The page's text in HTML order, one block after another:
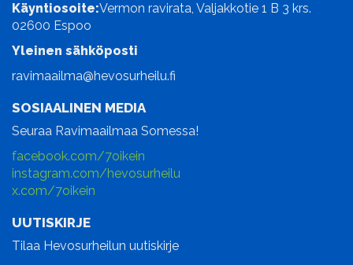
Käyntiosoite:Vermon ravirata, Valjakkotie 1 B 3 krs.
02600 Espoo
Yleinen sähköposti
ravimaailma@hevosurheilu.fi
SOSIAALINEN MEDIA
Seuraa Ravimaailmaa Somessa!
facebook.com/7oikein
instagram.com/hevosurheilu
x.com/7oikein
UUTISKIRJE
Tilaa Hevosurheilun uutiskirje